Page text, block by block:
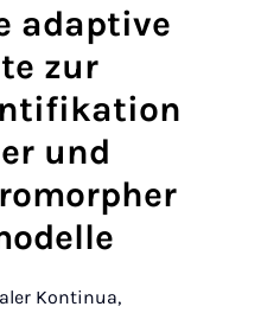
adaptive
zur
und
Kontinua,